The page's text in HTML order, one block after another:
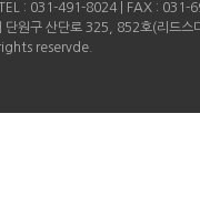
TEL : 031-491-8024 | FAX :
단원구 산단로 325, 852호(리드스
reservde.